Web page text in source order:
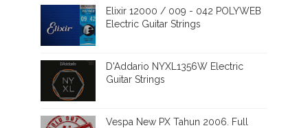
Elixir 12000 / 009 - 042 POLYWEB
Electric Guitar Strings
D'Addario NYXL1356W Electric
Guitar Strings
Vespa New PX Tahun 2006. Full